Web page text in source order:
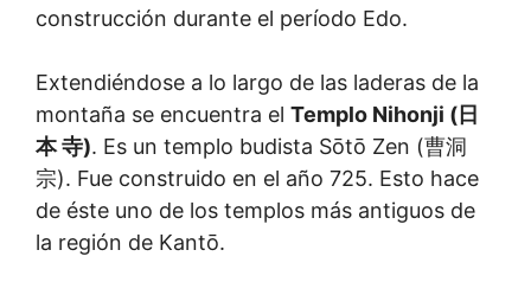
construcción durante el período Edo.
Extendiéndose a lo largo de las laderas de la
montaña se encuentra el Templo Nihonji (日
本 寺). Es un templo budista Sōtō Zen (曹洞
宗). Fue construido en el año 725. Esto hace
de éste uno de los templos más antiguos de
la región de Kantō.